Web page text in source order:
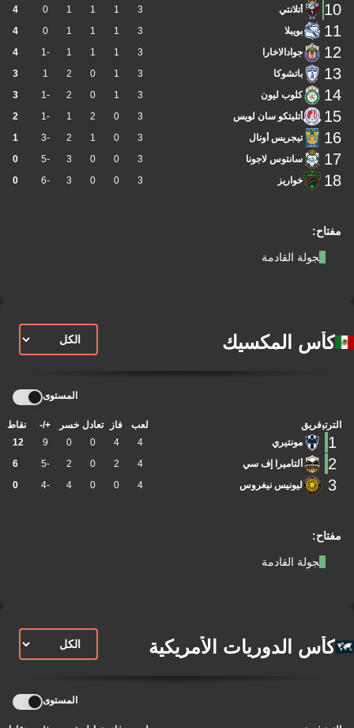
مفتاح:
الجولة القادمة
10 أتلانتي 3
1
1
1
0
4
11 بويبلا 3
1
1
1
0
4
12 جوادالاخارا 3
1
1
1
-1
4
13 باتشوكا 3
1
0
2
1
3
14 كلوب ليون 3
1
0
2
-1
3
15 أتليتكو سان لويس 3
0
2
1
-1
2
16 تيجريس أونال 3
0
1
2
-3
1
17 سانتوس لاجونا 3
0
0
3
-5
0
18 خواريز 3
0
0
3
-6
0
كأس المكسيك
المستوى
مفتاح:
الجولة القادمة
الترتيبفريق لعب فاز تعادل خسر +/- نقاط
1 مونتيري 4
4
0
0
9
12
2 ألتاميرا إف سي 4
2
0
2
-5
6
3 ليونيس نيغروس 4
0
0
4
-4
0
كأس الدوريات الأمريكية
المستوى